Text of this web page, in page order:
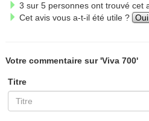
3 sur 5 personnes ont trouvé cet
Cet avis vous a-t-il été utile ? Oui
Votre commentaire sur 'Viva 700'
Titre